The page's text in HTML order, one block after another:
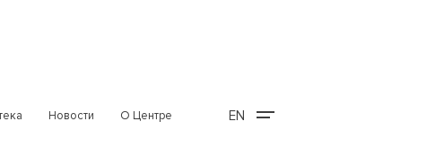
Новости О Центре EN